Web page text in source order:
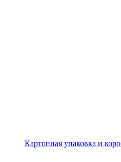
Картонная упаковка и